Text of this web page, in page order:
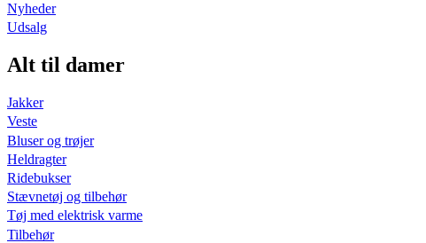
Nyheder
Udsalg
Alt til damer
Jakker
Veste
Bluser og trøjer
Heldragter
Ridebukser
Stævnetøj og tilbehør
Tøj med elektrisk varme
Tilbehør